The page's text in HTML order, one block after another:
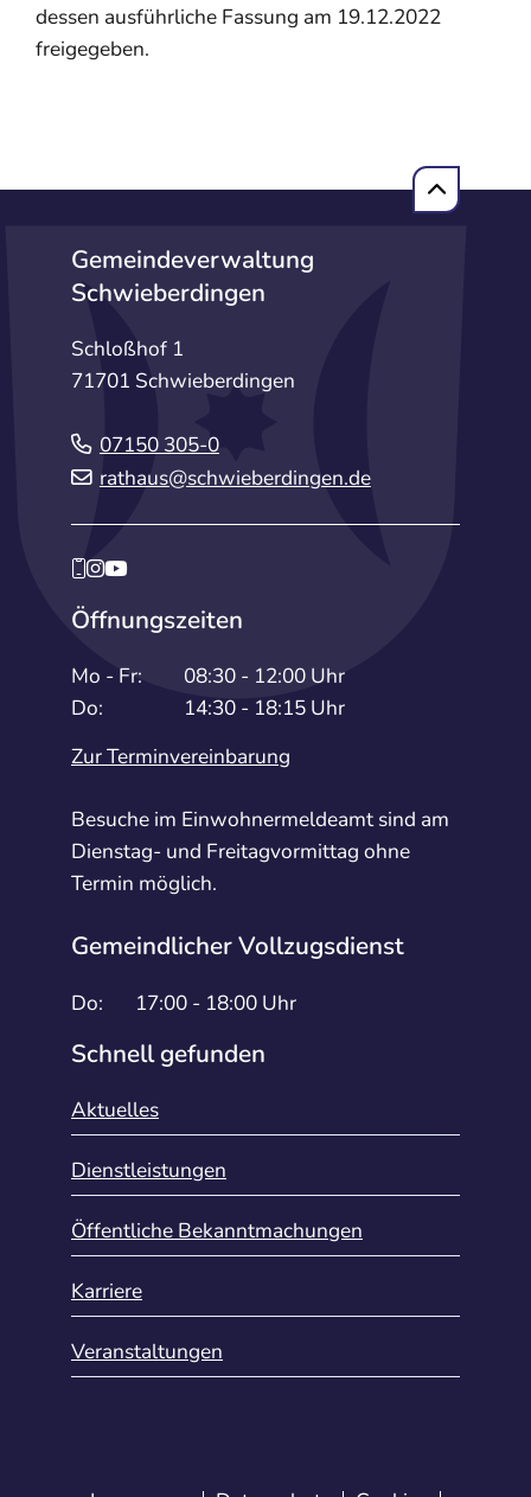
dessen ausführliche Fassung am 19.12.2022
freigegeben.
Gemeindeverwaltung
Schwieberdingen
Schloßhof 1
71701 Schwieberdingen
07150 305-0
rathaus@schwieberdingen.de
Öffnungszeiten
Mo - Fr:
08:30 - 12:00 Uhr
Do:
14:30 - 18:15 Uhr
Zur Terminvereinbarung
Besuche im Einwohnermeldeamt sind am
Dienstag- und Freitagvormittag ohne
Termin möglich.
Gemeindlicher Vollzugsdienst
Do: 17:00 - 18:00 Uhr
Schnell gefunden
Aktuelles
Dienstleistungen
Öffentliche Bekanntmachungen
Karriere
Veranstaltungen